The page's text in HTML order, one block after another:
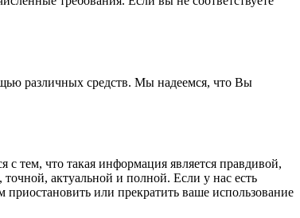
различных средств. Мы надеемся, что Вы
тем, что такая информация является правдивой,
актуальной и полной. Если у нас есть
или прекратить ваше использование